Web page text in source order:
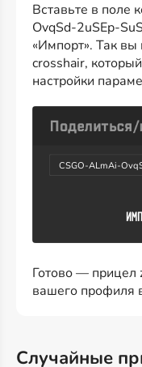
Вставьте в поле
OvqSd-2uSEp-
«Импорт». Так
crosshair,
настройки
CSGO-ALmAi-
Готово — прицел
вашего профиля
Случайные